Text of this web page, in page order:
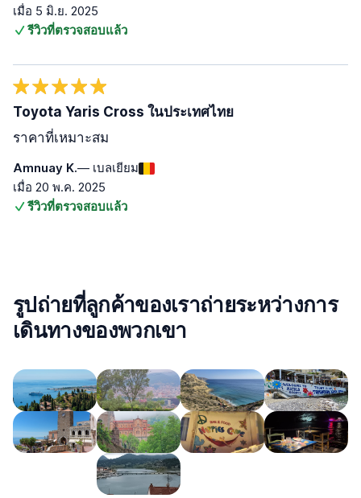
เมื่อ 5 มิ.ย. 2025
รีวิวที่ตรวจสอบแล้ว
Amnuay K.— เบลเยียม
เมื่อ 20 พ.ค. 2025
รีวิวที่ตรวจสอบแล้ว
Toyota Yaris Cross ในประเทศไทย
ราคาที่เหมาะสม
รูปถ่ายที่ลูกค้าของเราถ่ายระหว่างการ
เดินทางของพวกเขา